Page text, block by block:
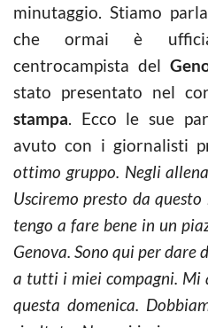
minutaggio. Stiamo
che ormai è
centrocampista del
stato presentato nel
stampa. Ecco le sue
avuto con i giornalisti
ottimo gruppo. Negli
Usciremo presto da
tengo a fare bene in un
Genova. Sono qui per dare
a tutti i miei compagni. Mi
questa domenica.